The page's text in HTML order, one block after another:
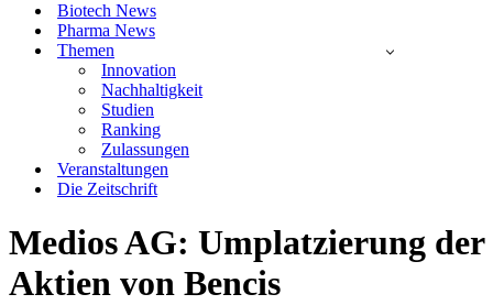
Biotech News
Pharma News
Themen
Innovation
Nachhaltigkeit
Studien
Ranking
Zulassungen
Veranstaltungen
Die Zeitschrift
Medios AG: Umplatzierung der
Aktien von Bencis